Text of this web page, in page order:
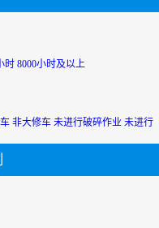
时 8000小时及以上
非大修车 未进行破碎作业 未进行